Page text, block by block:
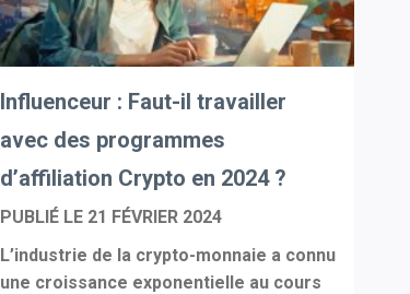
Influenceur : Faut-il travailler
avec des programmes
d’affiliation Crypto en 2024 ?
PUBLIÉ LE 21 FÉVRIER 2024
L’industrie de la crypto-monnaie a connu
une croissance exponentielle au cours